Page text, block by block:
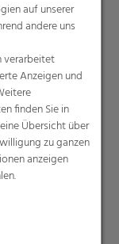
auf unserer
andere uns
verarbeitet
Anzeigen und
finden Sie in
Übersicht über
zu ganzen
anzeigen